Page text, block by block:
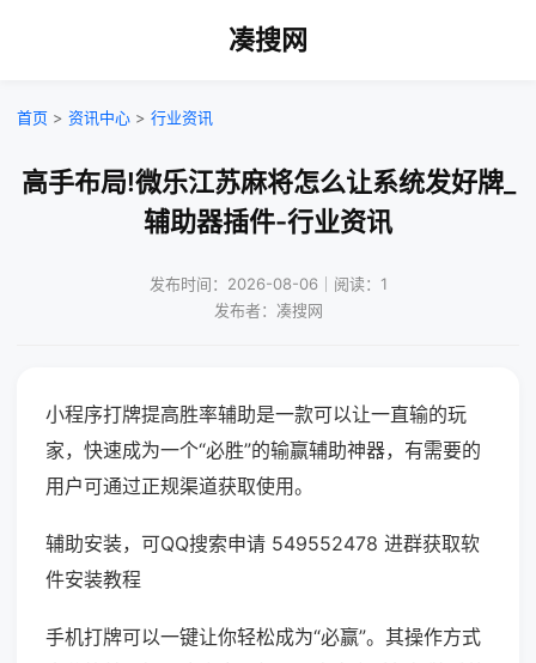
凑搜网
首页 > 资讯中心 > 行业资讯
高手布局!微乐江苏麻将怎么让系统发好牌_
辅助器插件-行业资讯
发布时间：2026-08-06｜阅读：1
发布者：凑搜网
小程序打牌提高胜率辅助是一款可以让一直输的玩
家，快速成为一个“必胜”的输赢辅助神器，有需要的
用户可通过正规渠道获取使用。
辅助安装，可QQ搜索申请 549552478 进群获取软
件安装教程
手机打牌可以一键让你轻松成为“必赢”。其操作方式